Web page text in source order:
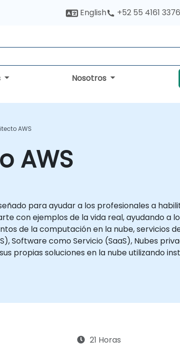
English +52 55 4161 3376
Nosotros
AWS
AWS
para ayudar a los profesionales a
con ejemplos de la vida real, ayudando a
de la computación en la nube, servicios
Software como Servicio (SaaS), Nubes
propias soluciones en la nube utilizando
21 Horas